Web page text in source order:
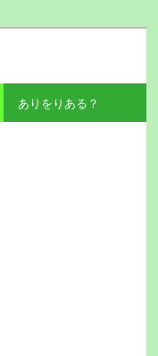
ありをりある？